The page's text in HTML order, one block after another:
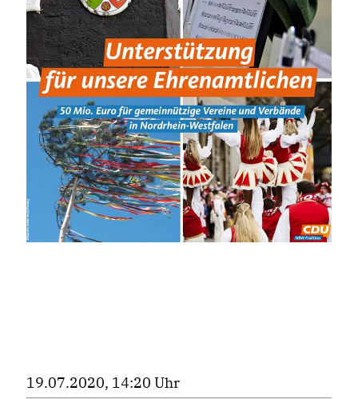
19.07.2020, 14:20 Uhr